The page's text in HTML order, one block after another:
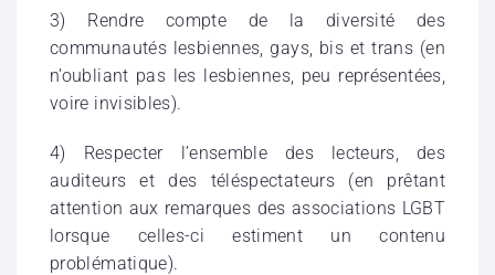
3) Rendre compte de la diversité des
communautés lesbiennes, gays, bis et trans (en
n’oubliant pas les lesbiennes, peu représentées,
voire invisibles).
4) Respecter l’ensemble des lecteurs, des
auditeurs et des téléspectateurs (en prêtant
attention aux remarques des associations LGBT
lorsque celles-ci estiment un contenu
problématique).